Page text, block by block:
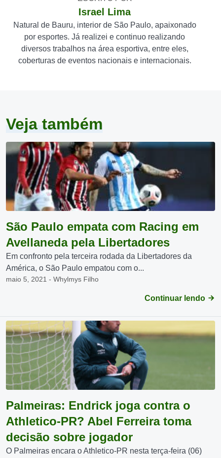
Israel Lima
Natural de Bauru, interior de São Paulo, apaixonado
por esportes. Já realizei e continuo realizando
diversos trabalhos na área esportiva, entre eles,
coberturas de eventos nacionais e internacionais.
Veja também
São Paulo empata com Racing em
Avellaneda pela Libertadores
Em confronto pela terceira rodada da Libertadores da
América, o São Paulo empatou com o...
maio 5, 2021 - Whylmys Filho
Continuar lendo
Palmeiras: Endrick joga contra o
Athletico-PR? Abel Ferreira toma
decisão sobre jogador
O Palmeiras encara o Athletico-PR nesta terça-feira (06)